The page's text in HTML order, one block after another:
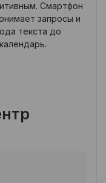
Смартфон
запросы и
текста до